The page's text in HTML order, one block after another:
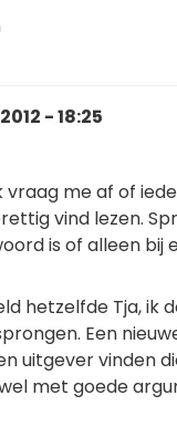
- 18:25
vraag me af of
vind lezen.
is of alleen bij
hetzelfde Tja, ik
Een
uitgever vinden
met goede